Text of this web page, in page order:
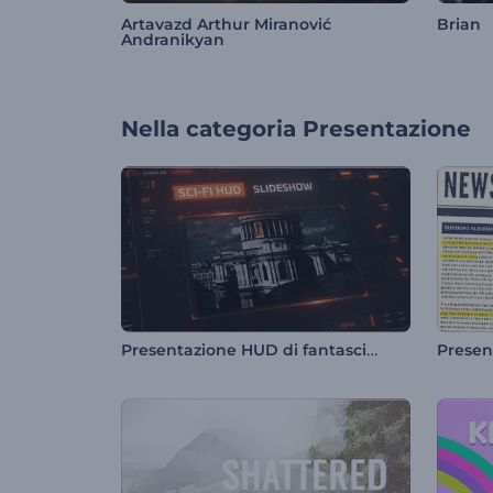
Artavazd Arthur Miranović
Andranikyan
Brian
Nella categoria Presentazione
Presentazione HUD di fantascienza